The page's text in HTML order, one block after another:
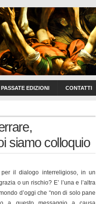
PASSATE EDIZIONI CONTATTI
siamo colloquio
il dialogo interreligioso, in un
o un rischio? E’ l’una e l’altra
d’oggi che “non di solo pane